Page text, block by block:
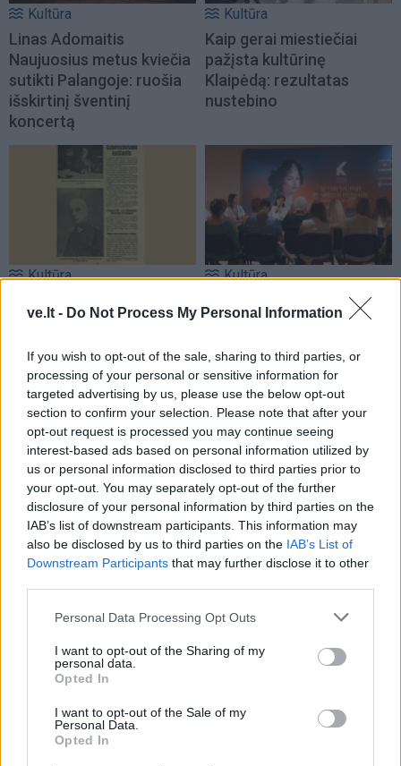
ve.lt - Do Not Process My Personal Information
If you wish to opt-out of the sale, sharing to third parties, or
processing of your personal or sensitive information for
targeted advertising by us, please use the below opt-out
section to confirm your selection. Please note that after your
opt-out request is processed you may continue seeing
interest-based ads based on personal information utilized by
us or personal information disclosed to third parties prior to
your opt-out. You may separately opt-out of the further
disclosure of your personal information by third parties on the
IAB’s list of downstream participants. This information may
also be disclosed by us to third parties on the IAB’s List of
Downstream Participants that may further disclose it to other
Personal Data Processing Opt Outs
I want to opt-out of the Sharing of my
personal data.
Opted In
I want to opt-out of the Sale of my
Personal Data.
Opted In
Kultūra
Linas Adomaitis
Naujuosius metus kviečia
sutikti Palangoje: ruošia
išskirtinį šventinį
koncertą
Kultūra
Kaip gerai miestiečiai
pažįsta kultūrinę
Klaipėdą: rezultatas
nustebino
Kultūra
sostų karai (93)
Kultūra
keturios meninės patirtys
Kultūra
Iki skausmo atviras
spektaklis „Jaunuolio
kambaryje“ kviečia
Kultūra
Klaipėdoje prasidėjo
„Jauno teatro dienos“:
vakare miestiečių laukia